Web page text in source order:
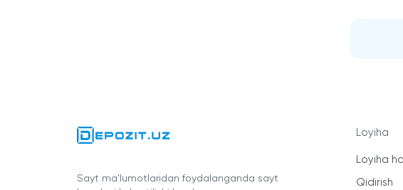
Sayt ma'lumotlaridan foydalanganda sayt
Loyiha
Loyiha
Qidirish